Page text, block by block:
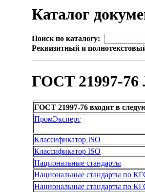
Каталог
Поиск по каталогу:
Реквизитный и
ГОСТ 21997-76
ГОСТ 21997-76 входит в
ПромЭксперт
Классификатор ISO
Классификатор ISO
Национальные стандарты
Национальные стандарты по
Национальные стандарты по